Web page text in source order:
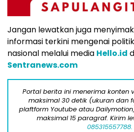
Jangan lewatkan juga
informasi terkini mengenai
nasional melalui media Hello.id
Sentranews.com
Portal berita ini menerima konten
maksimal 30 detik (ukuran dan
plaftform Youtube atau
maksimal 15 paragraf. Kirim
085315557788.